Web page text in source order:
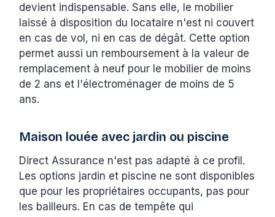
devient indispensable. Sans elle, le mobilier
laissé à disposition du locataire n'est ni couvert
en cas de vol, ni en cas de dégât. Cette option
permet aussi un remboursement à la valeur de
remplacement à neuf pour le mobilier de moins
de 2 ans et l'électroménager de moins de 5
ans.
Maison louée avec jardin ou piscine
Direct Assurance n'est pas adapté à ce profil.
Les options jardin et piscine ne sont disponibles
que pour les propriétaires occupants, pas pour
les bailleurs. En cas de tempête qui